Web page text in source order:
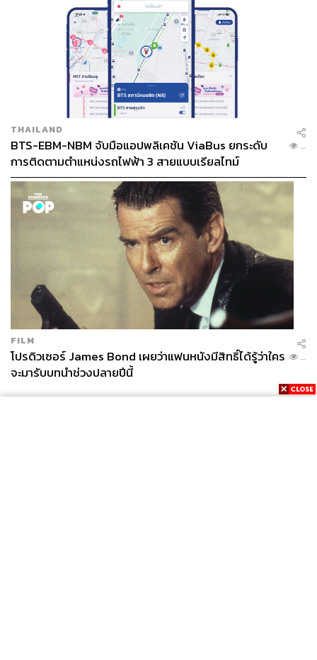
THAILAND
BTS-EBM-NBM จับมือแอปพลิเคชัน ViaBus ยกระดับ
การติดตามตำแหน่งรถไฟฟ้า 3 สายแบบเรียลไทม์
...
FILM
โปรดิวเซอร์ James Bond เผยว่าแฟนหนังมีสิทธิ์ได้รู้ว่าใคร
จะมารับบทนำช่วงปลายปีนี้
...